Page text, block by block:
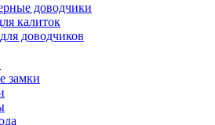
доводчики
калиток
доводчиков
замки